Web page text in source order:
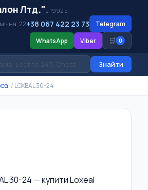
Лтд."з 1992 р.
22+38 067 422 23 73
Telegram
WhatsApp
Viber 🛒 0
Знайти
/ LOXEAL 30-24